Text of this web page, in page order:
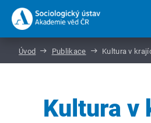
Úvod Publikace Kultura v
Kultura v